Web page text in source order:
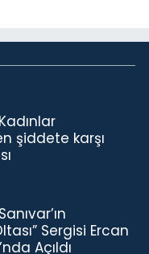
şiddete karşı
Sergisi Ercan
Açıldı